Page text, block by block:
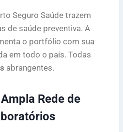
Seguro Saúde trazem
de saúde preventiva. A
o portfólio com sua
em todo o país. Todas
abrangentes.
Rede de